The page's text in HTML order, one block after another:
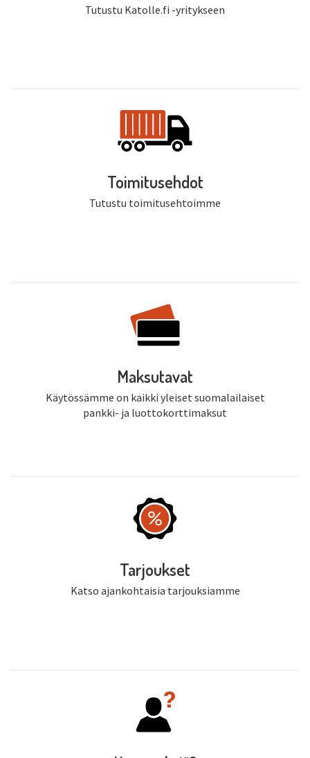
Tutustu Katolle.fi -yritykseen
Toimitusehdot
Tutustu toimitusehtoimme
Maksutavat
Käytössämme on kaikki yleiset suomalailaiset
pankki- ja luottokorttimaksut
Tarjoukset
Katso ajankohtaisia tarjouksiamme